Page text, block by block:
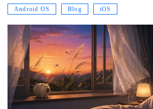
Android OS Blog iOS